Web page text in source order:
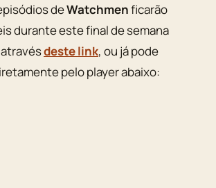
deWatchmenficarão
durante este final de semana
deste link, ou já pode
pelo player abaixo: